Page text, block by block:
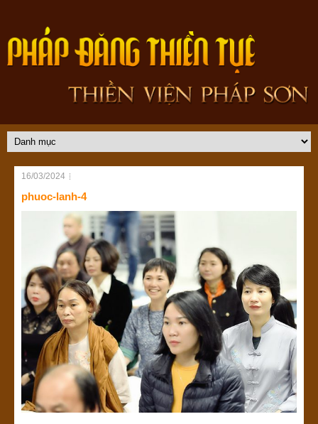
16/03/2024
phuoc-lanh-4